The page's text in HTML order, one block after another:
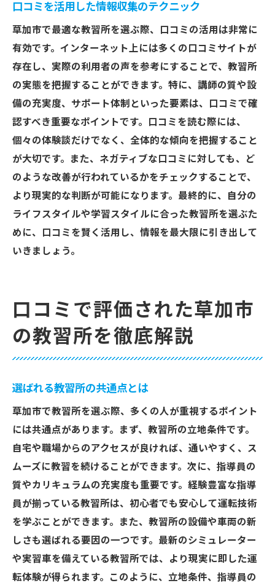
口コミを活用した情報収集のテクニック
草加市で最適な教習所を選ぶ際、口コミの活用は非常に
有効です。インターネット上には多くの口コミサイトが
存在し、実際の利用者の声を参考にすることで、教習所
の実態を把握することができます。特に、講師の質や設
備の充実度、サポート体制といった要素は、口コミで確
認すべき重要なポイントです。口コミを読む際には、
個々の体験談だけでなく、全体的な傾向を把握すること
が大切です。また、ネガティブな口コミに対しても、ど
のような改善が行われているかをチェックすることで、
より現実的な判断が可能になります。最終的に、自分の
ライフスタイルや学習スタイルに合った教習所を選ぶた
めに、口コミを賢く活用し、情報を最大限に引き出して
いきましょう。
口コミで評価された草加市
の教習所を徹底解説
選ばれる教習所の共通点とは
草加市で教習所を選ぶ際、多くの人が重視するポイント
には共通点があります。まず、教習所の立地条件です。
自宅や職場からのアクセスが良ければ、通いやすく、ス
ムーズに教習を続けることができます。次に、指導員の
質やカリキュラムの充実度も重要です。経験豊富な指導
員が揃っている教習所は、初心者でも安心して運転技術
を学ぶことができます。また、教習所の設備や車両の新
しさも選ばれる要因の一つです。最新のシミュレーター
や実習車を備えている教習所では、より現実に即した運
転体験が得られます。このように、立地条件、指導員の